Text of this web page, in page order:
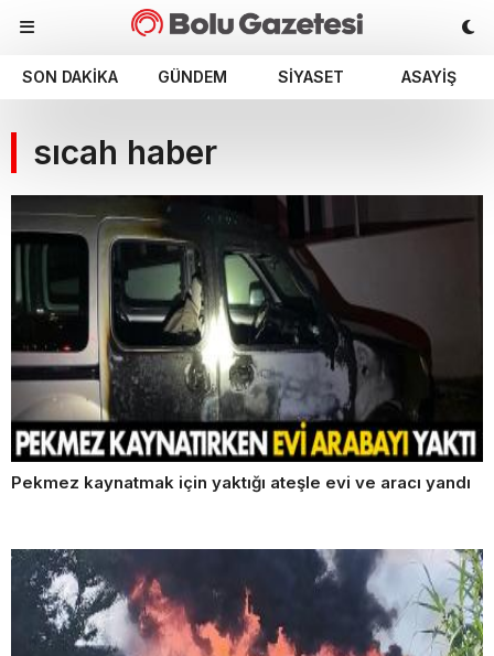
SON DAKIKA GÜNDEM SIYASET ASAYIŞ
sıcah haber
Pekmez kaynatmak için yaktığı ateşle evi ve aracı yandı